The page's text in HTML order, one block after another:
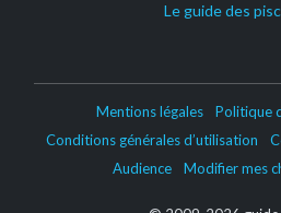
Le guide des
Mentions légales
Politique
Conditions générales d’utilisation
Audience
Modifier mes